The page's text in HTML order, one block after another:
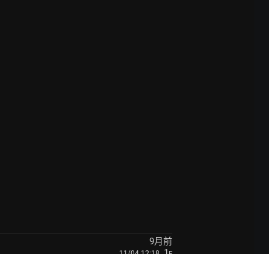
9月前